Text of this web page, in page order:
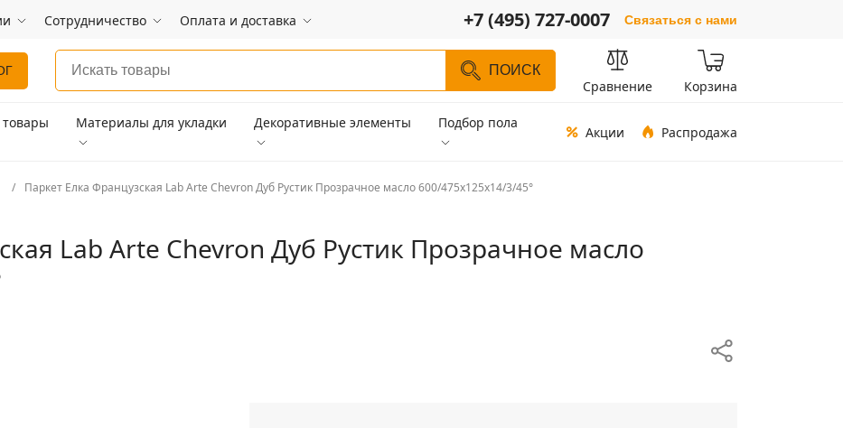
Сотрудничество Оплата и доставка +7 (495) 727-0007 Связаться с нами
ПОИСК
Сравнение Корзина
Материалы для укладки Декоративные элементы Подбор пола
Акции Распродажа
Паркет Елка Французская Lab Arte Chevron Дуб Рустик Прозрачное масло 600/475х125х14/3/45°
Lab Arte Chevron Дуб Рустик Прозрачное масло